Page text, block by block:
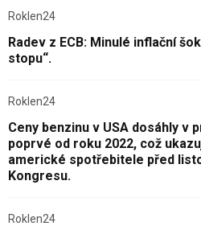
Roklen24
Radev z ECB: Minulé inflační
stopu“.
Roklen24
Ceny benzinu v USA dosáhly v
poprvé od roku 2022, což
americké spotřebitele před
Kongresu.
Roklen24